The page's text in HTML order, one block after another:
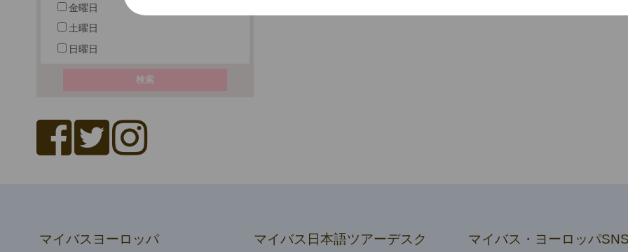
金曜日
土曜日
日曜日
マイバスヨーロッパ マイバス日本語ツアーデスク マイバス・ヨーロッパ